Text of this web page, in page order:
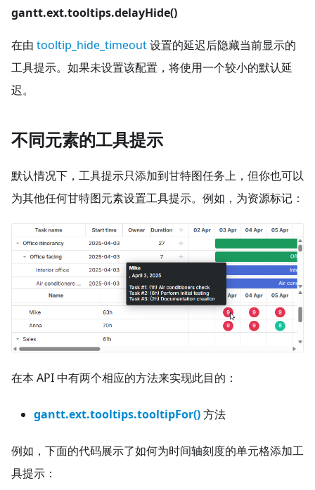
gantt.ext.tooltips.delayHide()
在由 tooltip_hide_timeout设置的延迟后隐藏当前显示的
工具提示。如果未设置该配置，将使用一个较小的默认延
迟。
不同元素的工具提示
默认情况下，工具提示只添加到甘特图任务上，但你也可以
为其他任何甘特图元素设置工具提示。例如，为资源标记：
在本 API 中有两个相应的方法来实现此目的：
gantt.ext.tooltips.tooltipFor()方法
例如，下面的代码展示了如何为时间轴刻度的单元格添加工
具提示：